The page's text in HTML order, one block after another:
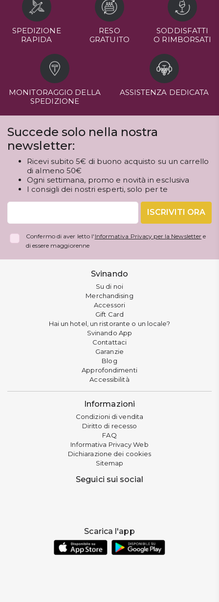
SPEDIZIONE
RAPIDA
RESO
GRATUITO
SODDISFATTI
O RIMBORSATI
MONITORAGGIO DELLA
SPEDIZIONE
ASSISTENZA DEDICATA
Succede solo nella nostra
newsletter:
Ricevi subito 5€ di buono acquisto su un carrello
di almeno 50€
Ogni settimana, promo e novità in esclusiva
I consigli dei nostri esperti, solo per te
ISCRIVITI ORA
Confermo di aver letto l' Informativa Privacy per la Newsletter e
di essere maggiorenne
Svinando
Su di noi
Merchandising
Accessori
Gift Card
Hai un hotel, un ristorante o un locale?
Svinando App
Contattaci
Garanzie
Blog
Approfondimenti
Accessibilità
Informazioni
Condizioni di vendita
Diritto di recesso
FAQ
Informativa Privacy Web
Dichiarazione dei cookies
Sitemap
Seguici sui social
Scarica l'app